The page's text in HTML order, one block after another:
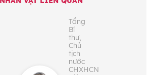
Tổng
Bí
thư,
Chủ
tịch
nước
CHXHCN